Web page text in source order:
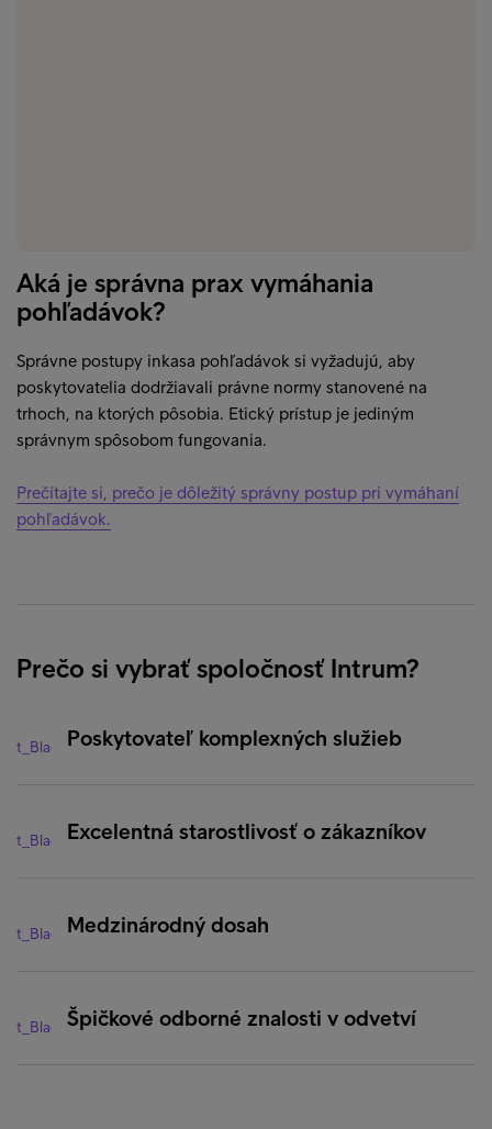
Aká je správna prax vymáhania
pohľadávok?
Správne postupy inkasa pohľadávok si vyžadujú, aby
poskytovatelia dodržiavali právne normy stanovené na
trhoch, na ktorých pôsobia. Etický prístup je jediným
správnym spôsobom fungovania.
Prečítajte si, prečo je dôležitý správny postup pri vymáhaní
pohľadávok.
Prečo si vybrať spoločnosť Intrum?
Poskytovateľ komplexných služieb
Excelentná starostlivosť o zákazníkov
Medzinárodný dosah
Špičkové odborné znalosti v odvetví